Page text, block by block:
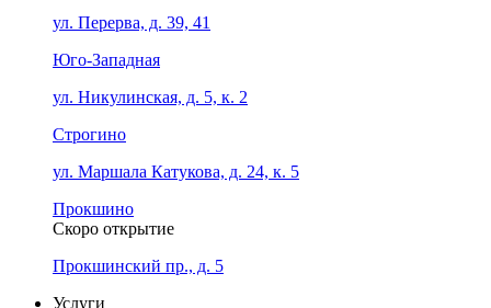
ул. Перерва, д. 39, 41
Юго-Западная
ул. Никулинская, д. 5, к. 2
Строгино
ул. Маршала Катукова, д. 24, к. 5
Прокшино
Скоро открытие
Прокшинский пр., д. 5
Услуги